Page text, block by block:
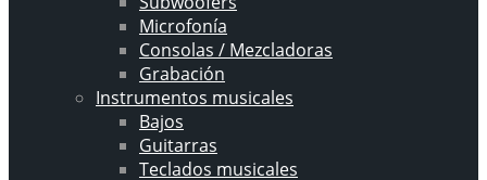
Microfonía
Consolas / Mezcladoras
Grabación
Instrumentos musicales
Bajos
Guitarras
Teclados musicales